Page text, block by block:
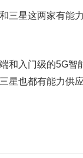
星这两家有能
入门级的5G智
星也都有能力供